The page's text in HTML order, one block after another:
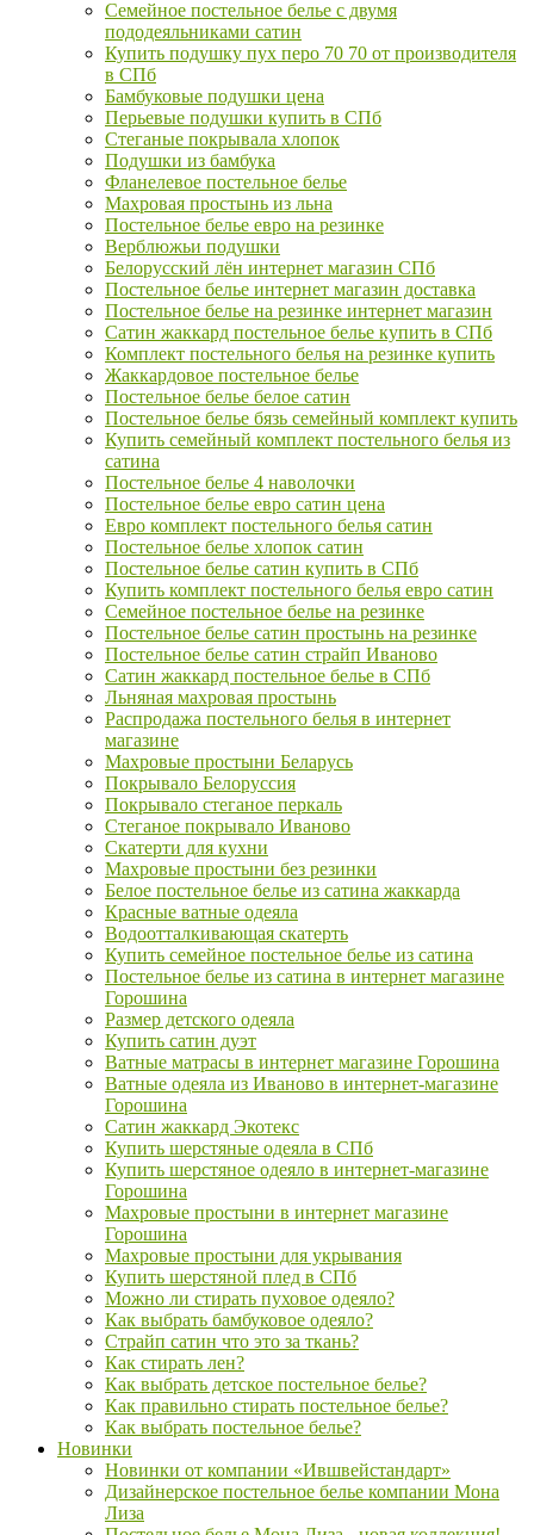
Семейное постельное белье с двумя
пододеяльниками сатин
Купить подушку пух перо 70 70 от производителя
в СПб
Бамбуковые подушки цена
Перьевые подушки купить в СПб
Стеганые покрывала хлопок
Подушки из бамбука
Фланелевое постельное белье
Махровая простынь из льна
Постельное белье евро на резинке
Верблюжьи подушки
Белорусский лён интернет магазин СПб
Постельное белье интернет магазин доставка
Постельное белье на резинке интернет магазин
Сатин жаккард постельное белье купить в СПб
Комплект постельного белья на резинке купить
Жаккардовое постельное белье
Постельное белье белое сатин
Постельное белье бязь семейный комплект купить
Купить семейный комплект постельного белья из
сатина
Постельное белье 4 наволочки
Постельное белье евро сатин цена
Евро комплект постельного белья сатин
Постельное белье хлопок сатин
Постельное белье сатин купить в СПб
Купить комплект постельного белья евро сатин
Семейное постельное белье на резинке
Постельное белье сатин простынь на резинке
Постельное белье сатин страйп Иваново
Сатин жаккард постельное белье в СПб
Льняная махровая простынь
Распродажа постельного белья в интернет
магазине
Махровые простыни Беларусь
Покрывало Белоруссия
Покрывало стеганое перкаль
Стеганое покрывало Иваново
Скатерти для кухни
Махровые простыни без резинки
Белое постельное белье из сатина жаккарда
Красные ватные одеяла
Водоотталкивающая скатерть
Купить семейное постельное белье из сатина
Постельное белье из сатина в интернет магазине
Горошина
Размер детского одеяла
Купить сатин дуэт
Ватные матрасы в интернет магазине Горошина
Ватные одеяла из Иваново в интернет-магазине
Горошина
Сатин жаккард Экотекс
Купить шерстяные одеяла в СПб
Купить шерстяное одеяло в интернет-магазине
Горошина
Махровые простыни в интернет магазине
Горошина
Махровые простыни для укрывания
Купить шерстяной плед в СПб
Можно ли стирать пуховое одеяло?
Как выбрать бамбуковое одеяло?
Страйп сатин что это за ткань?
Как стирать лен?
Как выбрать детское постельное белье?
Как правильно стирать постельное белье?
Как выбрать постельное белье?
Новинки
Новинки от компании «Ившвейстандарт»
Дизайнерское постельное белье компании Мона
Лиза